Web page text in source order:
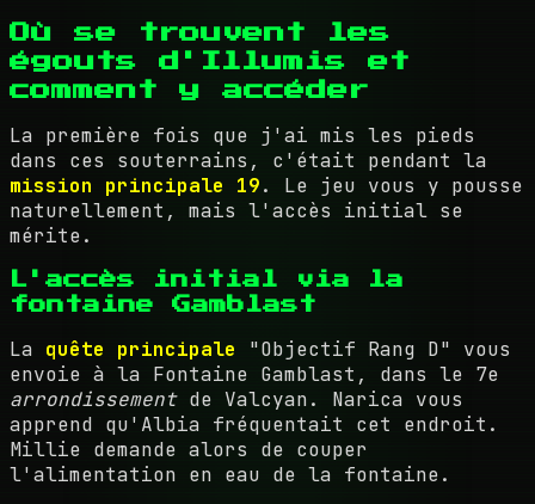
Où se trouvent les
égouts d'Illumis et
comment y accéder
La première fois que j'ai mis les pieds
dans ces souterrains, c'était pendant la
mission principale 19. Le jeu vous y pousse
naturellement, mais l'accès initial se
mérite.
L'accès initial via la
fontaine Gamblast
La quête principale "Objectif Rang D" vous
envoie à la Fontaine Gamblast, dans le 7e
arrondissementde Valcyan. Narica vous
apprend qu'Albia fréquentait cet endroit.
Millie demande alors de couper
l'alimentation en eau de la fontaine.